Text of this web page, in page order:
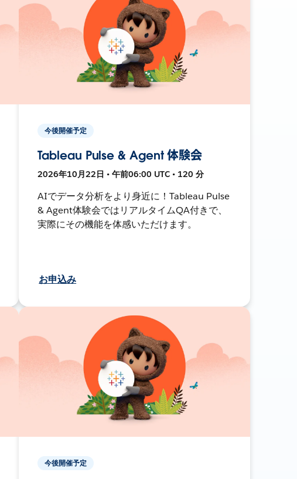
今後開催予定
Tableau Pulse & Agent 体験会
2026年10月22日 • 午前06:00 UTC • 120 分
AIでデータ分析をより身近に！Tableau Pulse
& Agent体験会ではリアルタイムQA付きで、
実際にその機能を体感いただけます。
お申込み
今後開催予定